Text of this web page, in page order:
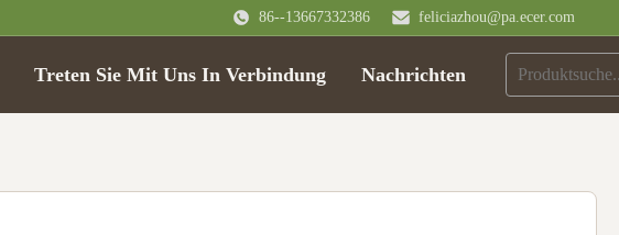
86--13667332386 feliciazhou@pa.ecer.com
Treten Sie Mit Uns In Verbindung Nachrichten